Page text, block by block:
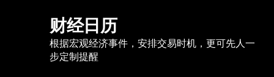
财经日历
根据宏观经济事件，安排交易时机，更可先人一
步定制提醒